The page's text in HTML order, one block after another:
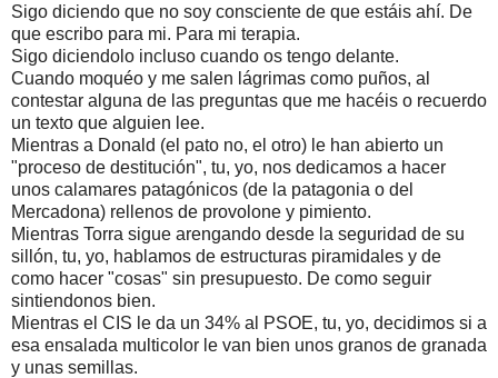
Sigo diciendo que no soy consciente de que estáis ahí. De
que escribo para mi. Para mi terapia.
Sigo diciendolo incluso cuando os tengo delante.
Cuando moquéo y me salen lágrimas como puños, al
contestar alguna de las preguntas que me hacéis o recuerdo
un texto que alguien lee.
Mientras a Donald (el pato no, el otro) le han abierto un
"proceso de destitución", tu, yo, nos dedicamos a hacer
unos calamares patagónicos (de la patagonia o del
Mercadona) rellenos de provolone y pimiento.
Mientras Torra sigue arengando desde la seguridad de su
sillón, tu, yo, hablamos de estructuras piramidales y de
como hacer "cosas" sin presupuesto. De como seguir
sintiendonos bien.
Mientras el CIS le da un 34% al PSOE, tu, yo, decidimos si a
esa ensalada multicolor le van bien unos granos de granada
y unas semillas.